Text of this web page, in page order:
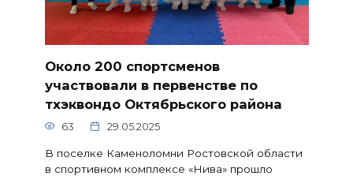
Около 200 спортсменов
участвовали в первенстве по
тхэквондо Октябрьского района
63 29.05.2025
В поселке Каменоломни Ростовской области
в спортивном комплексе «Нива» прошло